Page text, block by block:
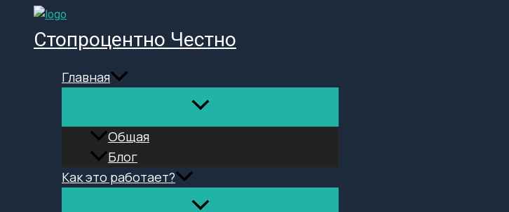
Перейти
содержимому
Стопроцентно Честно
Главная
Общая
Блог
Как это работает?